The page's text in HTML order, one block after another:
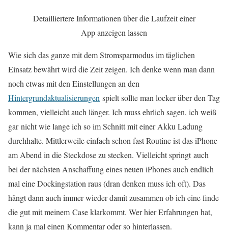
Detailliertere Informationen über die Laufzeit einer
App anzeigen lassen
Wie sich das ganze mit dem Stromsparmodus im täglichen
Einsatz bewährt wird die Zeit zeigen. Ich denke wenn man dann
noch etwas mit den Einstellungen an den
Hintergrundaktualisierungen spielt sollte man locker über den Tag
kommen, vielleicht auch länger. Ich muss ehrlich sagen, ich weiß
gar nicht wie lange ich so im Schnitt mit einer Akku Ladung
durchhalte. Mittlerweile einfach schon fast Routine ist das iPhone
am Abend in die Steckdose zu stecken. Vielleicht springt auch
bei der nächsten Anschaffung eines neuen iPhones auch endlich
mal eine Dockingstation raus (dran denken muss ich oft). Das
hängt dann auch immer wieder damit zusammen ob ich eine finde
die gut mit meinem Case klarkommt. Wer hier Erfahrungen hat,
kann ja mal einen Kommentar oder so hinterlassen.